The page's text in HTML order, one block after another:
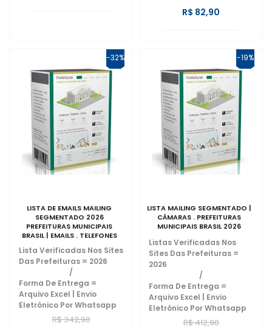
R$ 82,90
-32%
LISTA DE EMAILS MAILING
SEGMENTADO 2026
PREFEITURAS MUNICIPAIS
BRASIL | EMAILS . TELEFONES
Lista Verificadas Nos Sites
Das Prefeituras = 2026
/
Forma De Entrega =
Arquivo Excel | Envio
Eletrônico Por Whatsapp
R$ 342,90
-19%
LISTA MAILING SEGMENTADO |
CÂMARAS . PREFEITURAS
MUNICIPAIS BRASIL 2026
Listas Verificadas Nos
Sites Das Prefeituras =
2026
/
Forma De Entrega =
Arquivo Excel | Envio
Eletrônico Por Whatsapp
R$ 412,90